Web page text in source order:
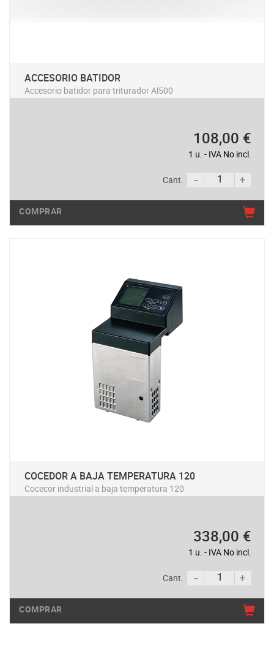
ACCESORIO BATIDOR
Accesorio batidor para triturador Al500
108,00 €
1 u. - IVA No incl.
Cant.
COMPRAR
COCEDOR A BAJA TEMPERATURA 120
Cocecor industrial a baja temperatura 120
338,00 €
1 u. - IVA No incl.
Cant.
COMPRAR